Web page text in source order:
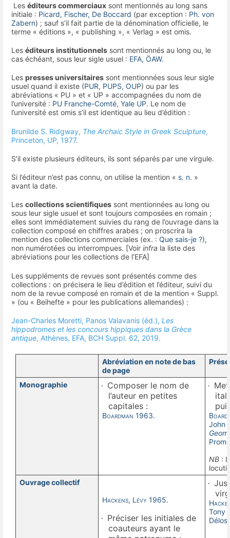
Les éditeurs commerciaux sont mentionnés au long sans
initiale : Picard, Fischer, De Boccard (par exception : Ph. von
Zabern) ; sauf s’il fait partie de la dénomination officielle, le
terme « éditions », « publishing », « Verlag » est omis.
Les éditeurs institutionnels sont mentionnés au long ou, le
cas échéant, sous leur sigle usuel : EFA, ÖAW.
Les presses universitaires sont mentionnées sous leur sigle
usuel quand il existe (PUR, PUPS, OUP) ou par les
abréviations « PU » et « UP » accompagnées du nom de
l’université : PU Franche-Comté, Yale UP. Le nom de
l’université est omis s’il est identique au lieu d’édition :
Brunilde S. Ridgway, The Archaic Style in Greek Sculpture,
Princeton, UP, 1977.
S’il existe plusieurs éditeurs, ils sont séparés par une virgule.
Si l’éditeur n’est pas connu, on utilise la mention « s. n. »
avant la date.
Les collections scientifiques sont mentionnées au long ou
sous leur sigle usuel et sont toujours composées en romain ;
elles sont immédiatement suivies du rang de l’ouvrage dans la
collection composé en chiffres arabes ; on proscrira la
mention des collections commerciales (ex. : Que sais-je ?),
non numérotées ou interrompues. [Voir infra la liste des
abréviations pour les collections de l’EFA]
Les suppléments de revues sont présentés comme des
collections : on précisera le lieu d’édition et l’éditeur, suivi du
nom de la revue composé en romain et de la mention « Suppl.
» (ou « Beihefte » pour les publications allemandes) :
Jean-Charles Moretti, Panos Valavanis (éd.), Les
hippodromes et les concours hippiques dans la Grèce
antique, Athènes, EFA, BCH Suppl. 62, 2019.
Abréviation en note de bas
de page
Monographie · Composer le nom de
l’auteur en petites
capitales :
Boardman 1963.
·
John
NB:
Ouvrage collectif
Hackens, Lévy 1965.
· Préciser les initiales de
coauteurs ayant le
·
Tony